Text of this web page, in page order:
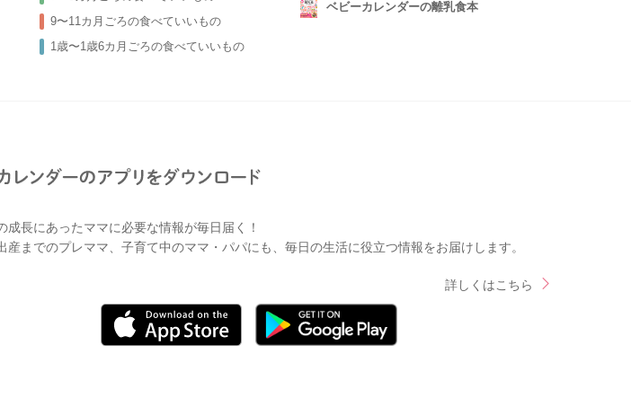
9〜11カ月ごろの食べていいもの
1歳〜1歳6カ月ごろの食べていいもの
ベビーカレンダーの離乳食本
成長にあったママに必要な情報が毎日届く！
産までのプレママ、子育て中のママ・パパにも、毎日の生活に役立つ情報をお届けします。
詳しくはこちら